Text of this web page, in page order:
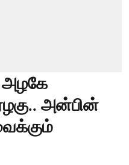
அழகே
அன்பின்